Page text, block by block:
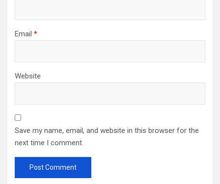
Email *
Website
Save my name, email, and website in this browser for the
next time I comment.